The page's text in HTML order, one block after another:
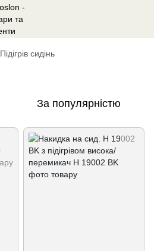
Підігрів сидінь
За популярністю